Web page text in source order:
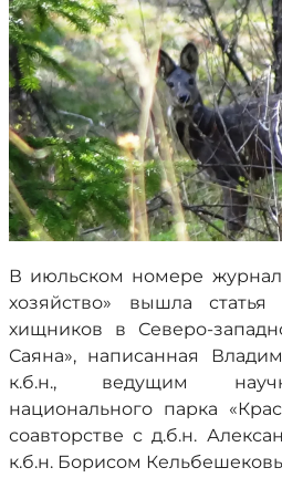
В июльском номере
хозяйство» вышла
хищников в Северо-
Саяна», написанная
к.б.н., ведущим
национального парка
соавторстве с д.б.н.
к.б.н. Борисом